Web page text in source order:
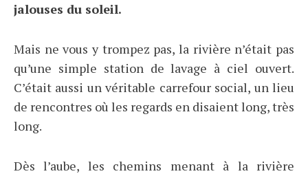
jalouses du soleil.
Mais ne vous y trompez pas, la rivière n’était pas
qu’une simple station de lavage à ciel ouvert.
C’était aussi un véritable carrefour social, un lieu
de rencontres où les regards en disaient long, très
long.
Dès l’aube, les chemins menant à la rivière